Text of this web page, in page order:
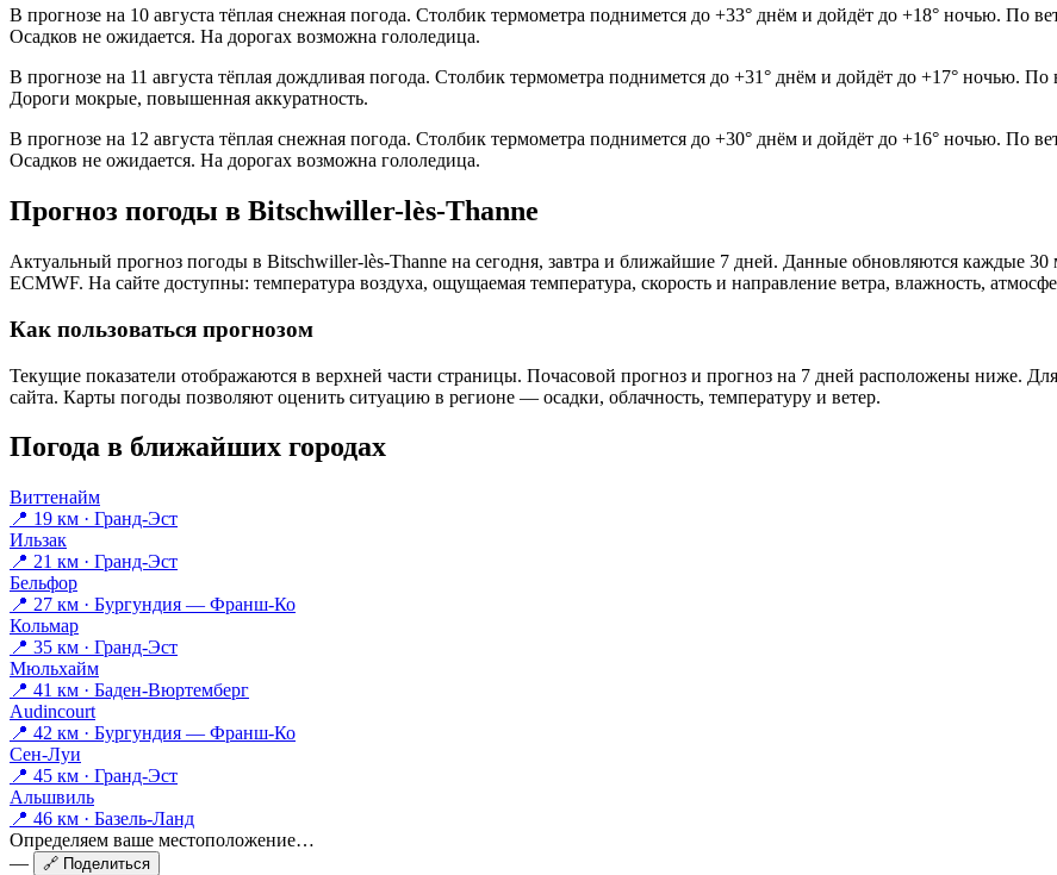
В прогнозе на 10 августа тёплая снежная погода. Столбик термометра поднимется до +33° днём и дойдёт до +18° ночью. По
Осадков не ожидается. На дорогах возможна гололедица.
В прогнозе на 11 августа тёплая дождливая погода. Столбик термометра поднимется до +31° днём и дойдёт до +17° ночью.
Дороги мокрые, повышенная аккуратность.
В прогнозе на 12 августа тёплая снежная погода. Столбик термометра поднимется до +30° днём и дойдёт до +16° ночью. По
Осадков не ожидается. На дорогах возможна гололедица.
Прогноз погоды в Bitschwiller-lès-Thannе
Актуальный прогноз погоды в Bitschwiller-lès-Thannе на сегодня, завтра и ближайшие 7 дней. Данные обновляются каждые 30
ECMWF. На сайте доступны: температура воздуха, ощущаемая температура, скорость и направление ветра, влажность,
Как пользоваться прогнозом
Текущие показатели отображаются в верхней части страницы. Почасовой прогноз и прогноз на 7 дней расположены ниже.
сайта. Карты погоды позволяют оценить ситуацию в регионе — осадки, облачность, температуру и ветер.
Погода в ближайших городах
Виттенайм
📍 19 км · Гранд-Эст
Ильзак
📍 21 км · Гранд-Эст
Бельфор
📍 27 км · Бургундия — Франш-Ко
Кольмар
📍 35 км · Гранд-Эст
Мюльхайм
📍 41 км · Баден-Вюртемберг
Audincourt
📍 42 км · Бургундия — Франш-Ко
Сен-Луи
📍 45 км · Гранд-Эст
Альшвиль
📍 46 км · Базель-Ланд
Определяем ваше местоположение…
—
🔗 Поделиться